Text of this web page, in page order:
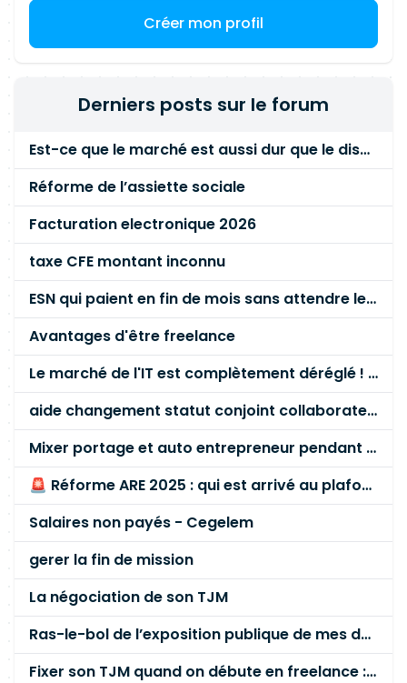
Créer mon profil
Derniers posts sur le forum
Est-ce que le marché est aussi dur que le disent les commerciaux ?
Réforme de l’assiette sociale
Facturation electronique 2026
taxe CFE montant inconnu
ESN qui paient en fin de mois sans attendre le paiement client ?
Avantages d'être freelance
Le marché de l'IT est complètement déréglé ! STOP à cette mascarade ! Il faut s'unir et résister !
aide changement statut conjoint collaborateur
Mixer portage et auto entrepreneur pendant des années - quel risque ?
🚨 Réforme ARE 2025 : qui est arrivé au plafond des 60 % en gardant son entreprise ?
Salaires non payés - Cegelem
gerer la fin de mission
La négociation de son TJM
Ras-le-bol de l’exposition publique de mes données personnelles liées à mon entreprise
Fixer son TJM quand on débute en freelance : la méthode mathématique (et pas au feeling) 🛑